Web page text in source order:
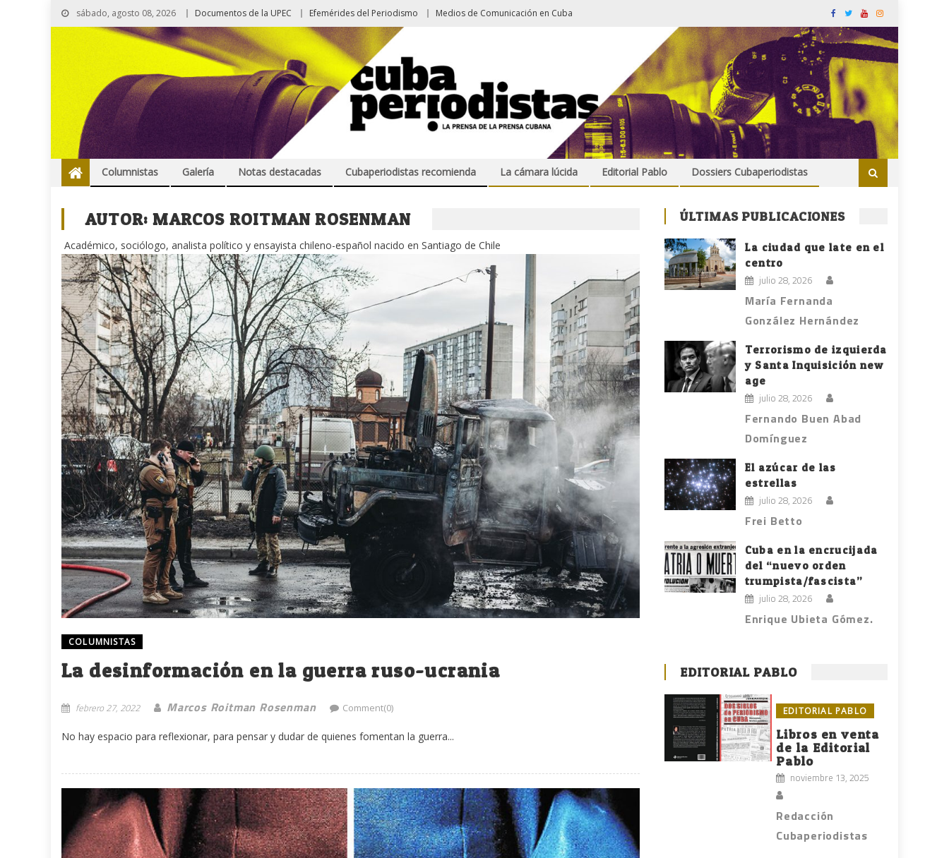
sábado, agosto 08, 2026 Documentos de la UPEC Efemérides del Periodismo Medios de Comunicación en Cuba
Columnistas Galería Notas destacadas Cubaperiodistas recomienda La cámara lúcida Editorial Pablo Dossiers Cubaperiodistas
AUTOR:MARCOS ROITMAN ROSENMAN
Académico, sociólogo, analista político y ensayista chileno-español nacido en Santiago de Chile
COLUMNISTAS
La desinformación en la guerra ruso-ucrania
febrero 27, 2022 Marcos Roitman Rosenman Comment(0)
No hay espacio para reflexionar, para pensar y dudar de quienes fomentan la guerra...
ÚLTIMAS PUBLICACIONES
La ciudad que late en el
centro
julio 28, 2026
María Fernanda
González Hernández
Terrorismo de izquierda
y Santa Inquisición new
age
julio 28, 2026
Fernando Buen Abad
Domínguez
El azúcar de las
estrellas
julio 28, 2026
Frei Betto
Cuba en la encrucijada
del “nuevo orden
trumpista/fascista”
julio 28, 2026
Enrique Ubieta Gómez.
EDITORIAL PABLO
EDITORIAL PABLO
Libros en venta
de la Editorial
Pablo
noviembre 13, 2025
Redacción
Cubaperiodistas